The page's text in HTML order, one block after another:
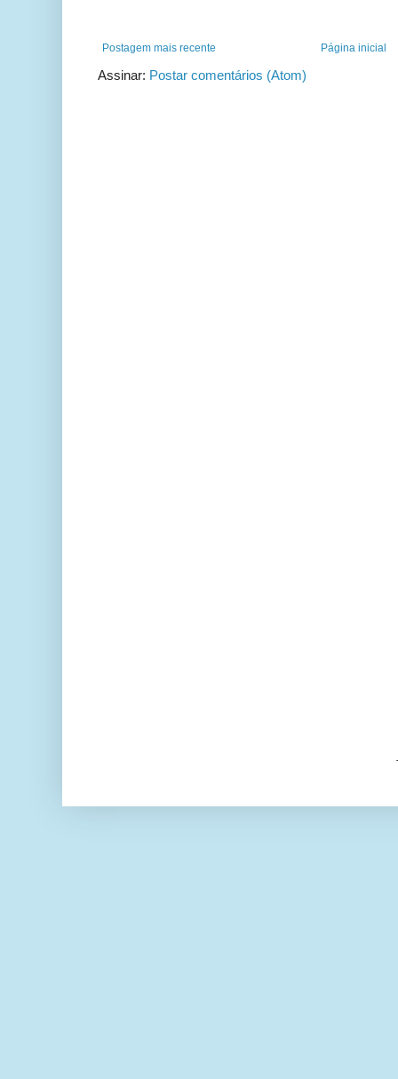
Postagem mais recente Página inicial
Assinar: Postar comentários (Atom)